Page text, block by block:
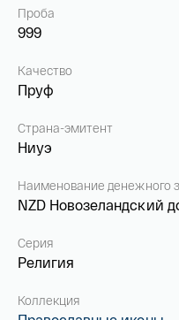
Проба
999
Качество
Пруф
Страна-эмитент
Ниуэ
Наименование денежного
NZD Новозеландский
Серия
Религия
Коллекция